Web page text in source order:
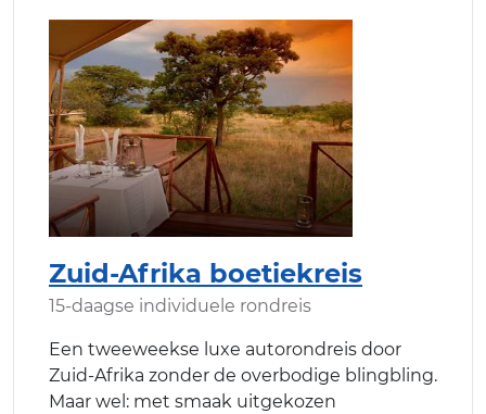
Zuid-Afrika boetiekreis
15-daagse individuele rondreis
Een tweeweekse luxe autorondreis door
Zuid-Afrika zonder de overbodige blingbling.
Maar wel: met smaak uitgekozen